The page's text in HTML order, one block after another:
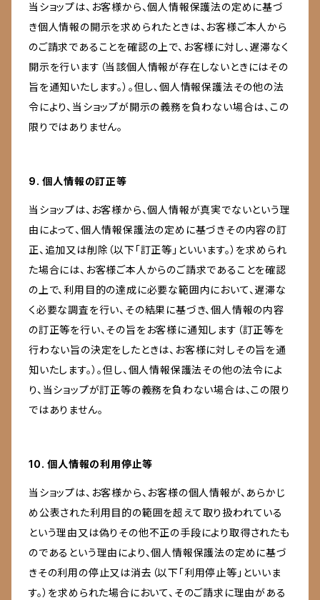
当ショップは、お客様から、個人情報保護法の定めに基づ
き個人情報の開示を求められたときは、お客様ご本人から
のご請求であることを確認の上で、お客様に対し、遅滞なく
開示を行います（当該個人情報が存在しないときにはその
旨を通知いたします。）。但し、個人情報保護法その他の法
令により、当ショップが開示の義務を負わない場合は、この
限りではありません。
9. 個人情報の訂正等
当ショップは、お客様から、個人情報が真実でないという理
由によって、個人情報保護法の定めに基づきその内容の訂
正、追加又は削除（以下「訂正等」といいます。）を求められ
た場合には、お客様ご本人からのご請求であることを確認
の上で、利用目的の達成に必要な範囲内において、遅滞な
く必要な調査を行い、その結果に基づき、個人情報の内容
の訂正等を行い、その旨をお客様に通知します（訂正等を
行わない旨の決定をしたときは、お客様に対しその旨を通
知いたします。）。但し、個人情報保護法その他の法令によ
り、当ショップが訂正等の義務を負わない場合は、この限り
ではありません。
10. 個人情報の利用停止等
当ショップは、お客様から、お客様の個人情報が、あらかじ
め公表された利用目的の範囲を超えて取り扱われている
という理由又は偽りその他不正の手段により取得されたも
のであるという理由により、個人情報保護法の定めに基づ
きその利用の停止又は消去（以下「利用停止等」といいま
す。）を求められた場合において、そのご請求に理由がある